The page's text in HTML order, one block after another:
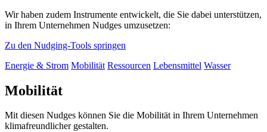
Wir haben zudem Instrumente entwickelt, die Sie dabei unterstützen,
in Ihrem Unternehmen Nudges umzusetzen:
Zu den Nudging-Tools springen
Energie & Strom Mobilität Ressourcen Lebensmittel Wasser
Mobilität
Mit diesen Nudges können Sie die Mobilität in Ihrem Unternehmen
klimafreundlicher gestalten.